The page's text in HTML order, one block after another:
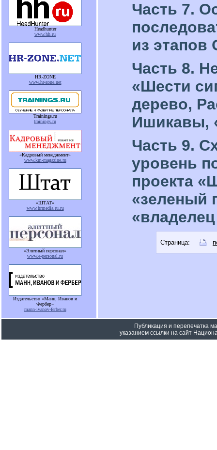
Headhunter
www.hh.ru
HR-ZONE
www.hr-zone.net
Trainings.ru
trainings.ru
«Кадровый менеджмент»
www.km-magazine.ru
«ШТАТ»
www.hrmedia.ru.ru
«Элитный персонал»
www.e-personal.ru
Издательство «Манн, Иванов и
Фербер»
mann-ivanov-ferber.ru
Часть 7.
из
Часть 8.
«Шести
дерево,
Ишикавы,
Часть 9.
уровень
проекта
«зеленый
Страница:
Публикация и перепечатка
указанием ссылки на сайт